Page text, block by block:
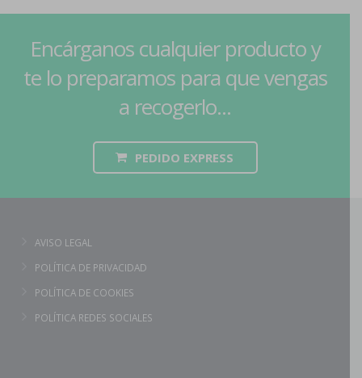
Encárganos cualquier producto y
te lo preparamos para que vengas
a recogerlo...
PEDIDO EXPRESS
AVISO LEGAL
POLÍTICA DE PRIVACIDAD
POLÍTICA DE COOKIES
POLÍTICA REDES SOCIALES